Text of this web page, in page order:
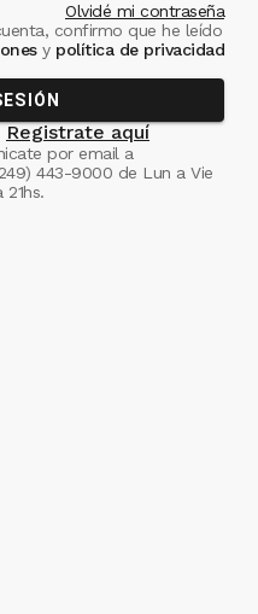
Olvidé mi contraseña
confirmo que he leído
ypolítica de privacidad
Registrate aquí
por email a
443-9000 de Lun a Vie
21hs.